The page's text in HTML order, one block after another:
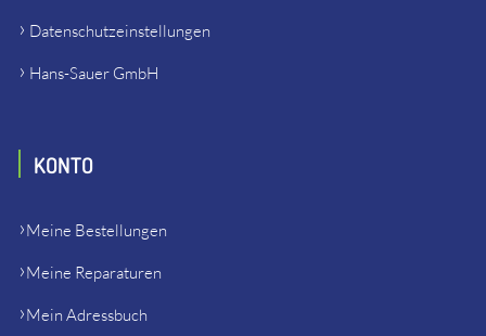
Datenschutzeinstellungen
Hans-Sauer GmbH
KONTO
Meine Bestellungen
Meine Reparaturen
Mein Adressbuch